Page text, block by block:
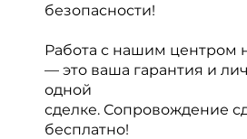
безопасности!
Работа с нашим центром
— это ваша гарантия и
одной
сделке. Сопровождение
бесплатно!